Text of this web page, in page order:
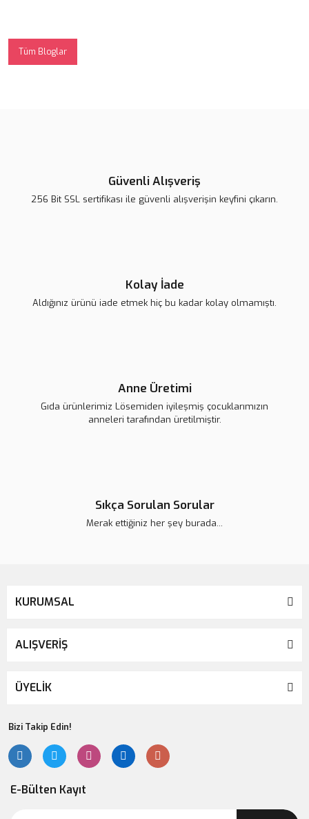
Tüm Bloglar
Güvenli Alışveriş
256 Bit SSL sertifikası ile güvenli alışverişin keyfini çıkarın.
Kolay İade
Aldığınız ürünü iade etmek hiç bu kadar kolay olmamıştı.
Anne Üretimi
Gıda ürünlerimiz Lösemiden iyileşmiş çocuklarımızın
anneleri tarafından üretilmiştir.
Sıkça Sorulan Sorular
Merak ettiğiniz her şey burada...
KURUMSAL
ALIŞVERİŞ
ÜYELİK
Bizi Takip Edin!
E-Bülten Kayıt